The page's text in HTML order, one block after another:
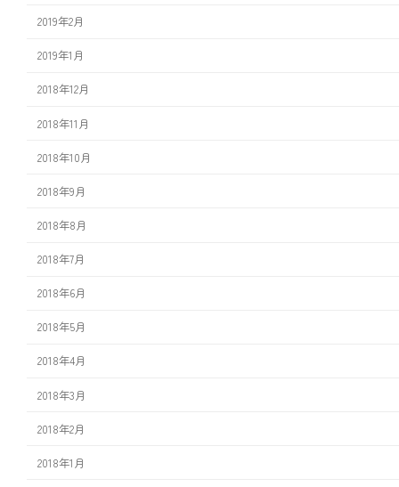
2019年2月
2019年1月
2018年12月
2018年11月
2018年10月
2018年9月
2018年8月
2018年7月
2018年6月
2018年5月
2018年4月
2018年3月
2018年2月
2018年1月